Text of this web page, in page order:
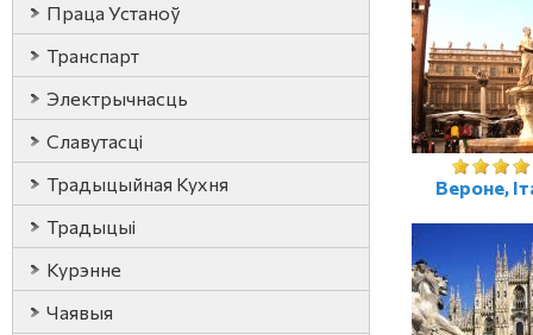
Праца Устаноў
Транспарт
Электрычнасць
Славутасці
Традыцыйная Кухня
Традыцыі
Курэнне
Чаявыя
Вероне,